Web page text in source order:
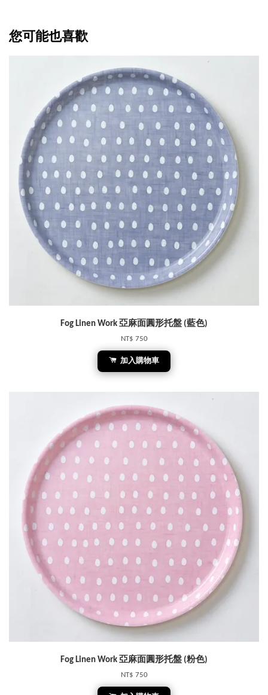
您可能也喜歡
Fog Linen Work 亞麻面圓形托盤 (藍色)
NT$ 750
加入購物車
Fog Linen Work 亞麻面圓形托盤 (粉色)
NT$ 750